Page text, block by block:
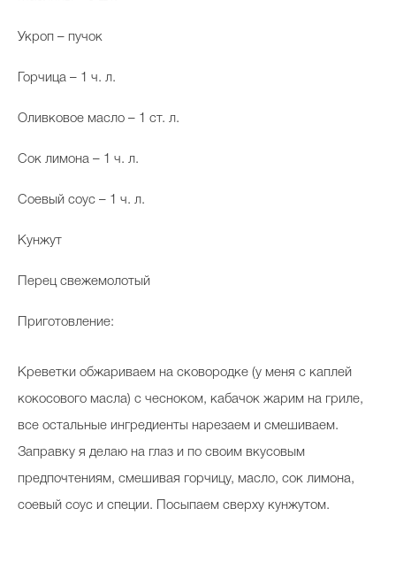
Укроп – пучок
Горчица – 1 ч. л.
Оливковое масло – 1 ст. л.
Сок лимона – 1 ч. л.
Соевый соус – 1 ч. л.
Кунжут
Перец свежемолотый
Приготовление:
Креветки обжариваем на сковородке (у меня с каплей
кокосового масла) с чесноком, кабачок жарим на гриле,
все остальные ингредиенты нарезаем и смешиваем.
Заправку я делаю на глаз и по своим вкусовым
предпочтениям, смешивая горчицу, масло, сок лимона,
соевый соус и специи. Посыпаем сверху кунжутом.